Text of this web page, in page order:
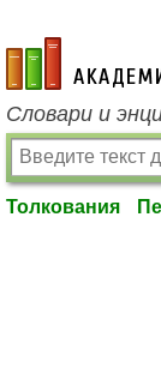
academic.ru
Словари и
Толкования